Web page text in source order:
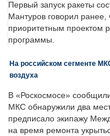
Первый запуск ракеты
Мантуров говорил
приоритетным проектом
программы.
На российском сегменте
воздуха
В «Роскосмосе»
МКС обнаружили два
предписало экипажу
на время ремонта